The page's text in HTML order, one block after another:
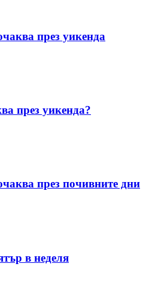
през уикенда
през уикенда?
през почивните дни
в неделя